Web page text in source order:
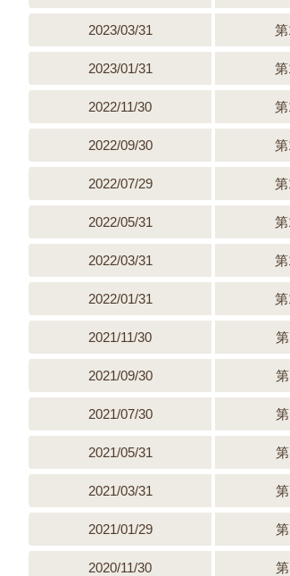
2023/03/31 第
2023/01/31 第
2022/11/30 第
2022/09/30 第
2022/07/29 第
2022/05/31 第
2022/03/31 第
2022/01/31 第
2021/11/30
2021/09/30
2021/07/30
2021/05/31
2021/03/31
2021/01/29
2020/11/30